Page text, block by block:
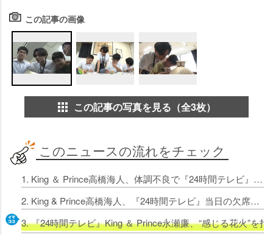
この記事の画像
この記事の写真を見る（全3枚）
このニュースの流れをチェック
1. King ＆ Prince高橋海人、体調不良で『24時間テレビ』欠席発表 企画代役はTravis Japan・松田元太
2. King & Prince高橋海人、『24時間テレビ』当日の欠席発表にファンから心配の声 “二度目の代打”松田元太に激励
3. 『24時間テレビ』King ＆ Prince永瀬廉、“感じる花火”を